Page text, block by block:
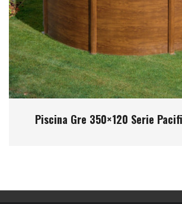
Piscina Gre 350×120 Serie